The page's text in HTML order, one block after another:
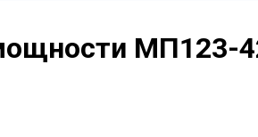
МП123-